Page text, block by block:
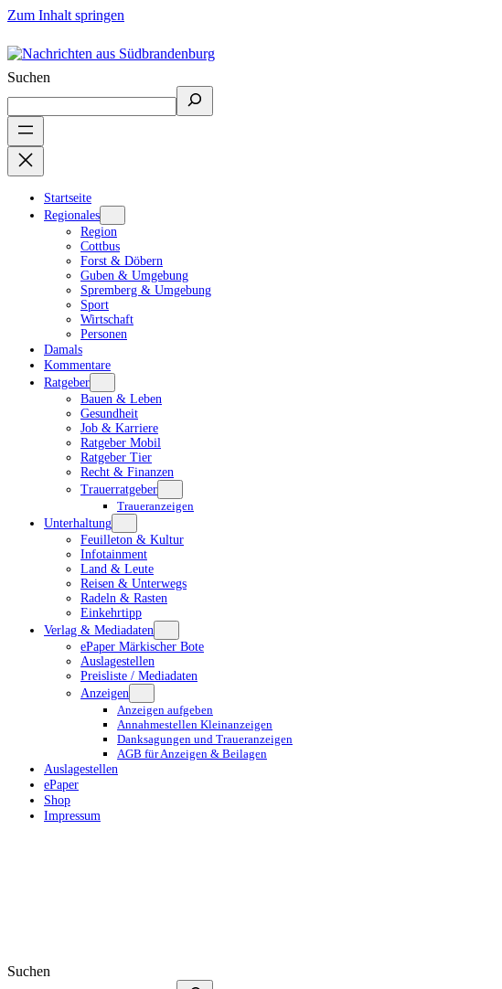
Zum Inhalt springen
Suchen
Startseite
Regionales
Region
Cottbus
Forst & Döbern
Guben & Umgebung
Spremberg & Umgebung
Sport
Wirtschaft
Personen
Damals
Kommentare
Ratgeber
Bauen & Leben
Gesundheit
Job & Karriere
Ratgeber Mobil
Ratgeber Tier
Recht & Finanzen
Trauerratgeber
Traueranzeigen
Unterhaltung
Feuilleton & Kultur
Infotainment
Land & Leute
Reisen & Unterwegs
Radeln & Rasten
Einkehrtipp
Verlag & Mediadaten
ePaper Märkischer Bote
Auslagestellen
Preisliste / Mediadaten
Anzeigen
Anzeigen aufgeben
Annahmestellen Kleinanzeigen
Danksagungen und Traueranzeigen
AGB für Anzeigen & Beilagen
Auslagestellen
ePaper
Shop
Impressum
Suchen